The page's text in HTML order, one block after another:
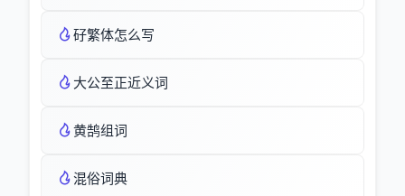
矷繁体怎么写
大公至正近义词
黄鹄组词
混俗词典